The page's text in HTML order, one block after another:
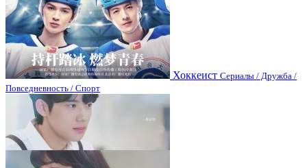
Хоккеист Сериалы / Дружба /
Повседневность / Спорт